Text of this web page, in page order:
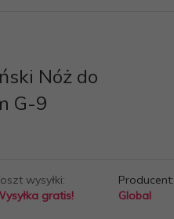
Nóż do
G-9
wysyłki:
gratis!
Producent:
Global